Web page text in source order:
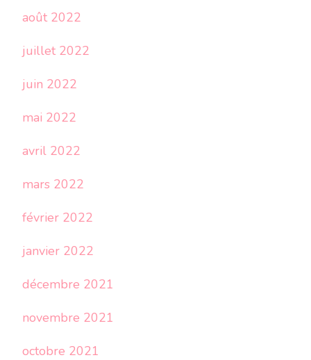
août 2022
juillet 2022
juin 2022
mai 2022
avril 2022
mars 2022
février 2022
janvier 2022
décembre 2021
novembre 2021
octobre 2021